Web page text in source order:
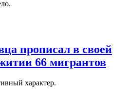
прописал в своей
66 мигрантов
характер.